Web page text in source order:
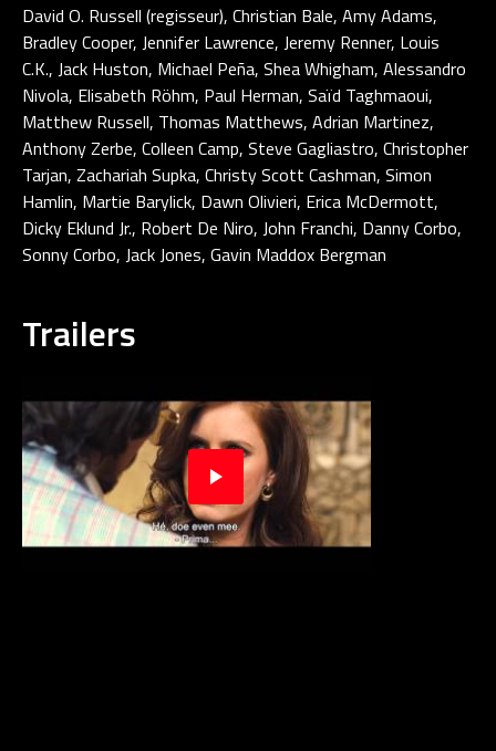
David O. Russell (regisseur), Christian Bale, Amy Adams,
Bradley Cooper, Jennifer Lawrence, Jeremy Renner, Louis
C.K., Jack Huston, Michael Peña, Shea Whigham, Alessandro
Nivola, Elisabeth Röhm, Paul Herman, Saïd Taghmaoui,
Matthew Russell, Thomas Matthews, Adrian Martinez,
Anthony Zerbe, Colleen Camp, Steve Gagliastro, Christopher
Tarjan, Zachariah Supka, Christy Scott Cashman, Simon
Hamlin, Martie Barylick, Dawn Olivieri, Erica McDermott,
Dicky Eklund Jr., Robert De Niro, John Franchi, Danny Corbo,
Sonny Corbo, Jack Jones, Gavin Maddox Bergman
Trailers